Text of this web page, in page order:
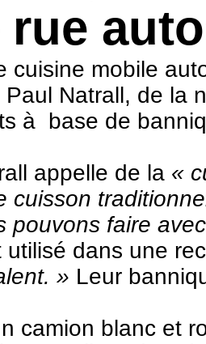
cuisine mobile
Natrall, de la
à base de
appelle de la «
cuisson
pouvons faire
dans une
» Leur
camion blanc et